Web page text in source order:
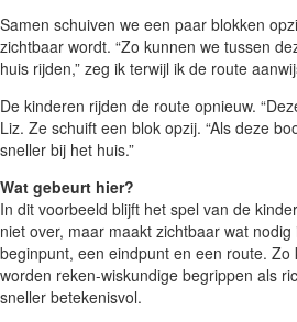
Samen schuiven we een paar blokken
zichtbaar wordt. “Zo kunnen we tussen
huis rijden,” zeg ik terwijl ik de route
De kinderen rijden de route opnieuw.
Liz. Ze schuift een blok opzij. “Als deze
sneller bij het huis.”
Wat gebeurt hier?
In dit voorbeeld blijft het spel van de
niet over, maar maakt zichtbaar wat
beginpunt, een eindpunt en een route.
worden reken-wiskundige begrippen als
sneller betekenisvol.